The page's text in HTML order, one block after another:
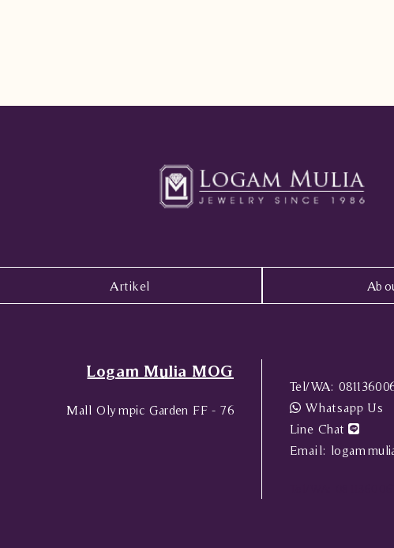
Artikel
Logam Mulia MOG
Mall Olympic Garden FF - 76
Tel/WA:
Whatsapp Us
Line Chat
Email: